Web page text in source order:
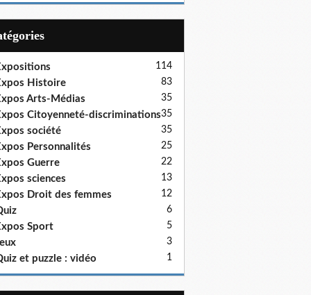
114
Histoire 83
Arts-Médias 35
Citoyenneté-discriminations35
société 35
Personnalités 25
Guerre 22
sciences 13
Droit des femmes 12
6
Sport 5
3
et puzzle : vidéo 1